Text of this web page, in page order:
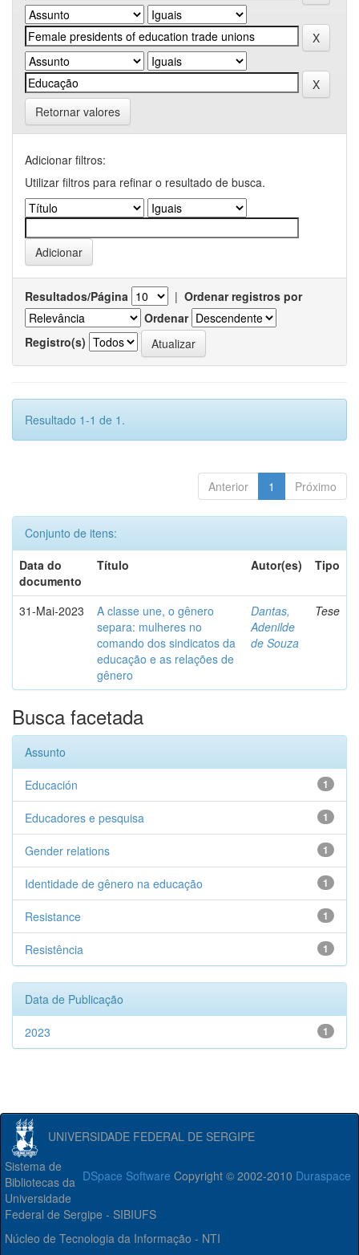
Retornar valores
Adicionar filtros:
Utilizar filtros para refinar o resultado de busca.
Resultados/Página | Ordenar registros por
Ordenar
Registro(s)
Resultado 1-1 de 1.
Anterior 1 Próximo
Conjunto de itens:
Data do
documento
Título Autor(es) Tipo
31-Mai-2023
A classe une, o gênero
separa: mulheres no
comando dos sindicatos da
educação e as relações de
gênero
Dantas,
Adenilde
de Souza
Tese
Busca facetada
Assunto
1
Educación
1
Educadores e pesquisa
1
Gender relations
1
Identidade de gênero na educação
1
Resistance
1
Resistência
Data de Publicação
1
2023
UNIVERSIDADE FEDERAL DE SERGIPE
DSpace Software Copyright © 2002-2010 Duraspace
Sistema de
Bibliotecas da
Universidade
Federal de Sergipe - SIBIUFS
Núcleo de Tecnologia da Informação - NTI